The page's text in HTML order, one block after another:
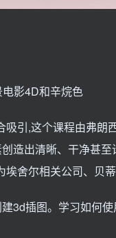
影4D和辛烷色
引,这个课程由弗朗
造出清晰、干净甚至
舍尔相关公司、贝
3d插图。学习如何